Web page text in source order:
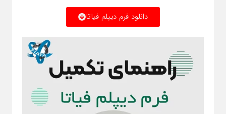
دانلود فرم دیپلم فیاتا